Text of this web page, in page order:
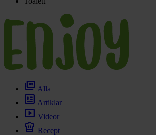
Kök & Gasol chevron_right
Värme
Vatten chevron_right
chevron_right
Grill & Fritid
Lacanche
Reservdelar
full_coverage Alla
newsmode Artiklar
smart_display Videor
chef_hat Recept